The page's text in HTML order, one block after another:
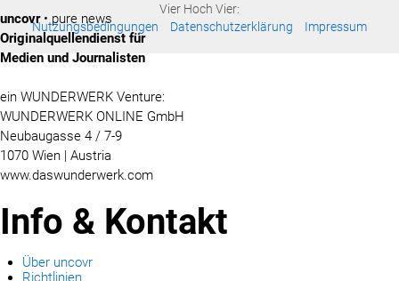
Vier Hoch Vier:
Nutzungsbedingungen
Datenschutzerklärung Impressum
uncovr• pure news
Originalquellendienst für
Medien und Journalisten
ein WUNDERWERK Venture:
WUNDERWERK ONLINE GmbH
Neubaugasse 4 / 7-9
1070 Wien | Austria
www.daswunderwerk.com
Info & Kontakt
Über uncovr
Richtlinien